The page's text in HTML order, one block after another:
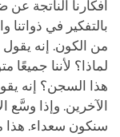
أفكارنا الناتجة
بالتفكير في
من الكون. إنه يقول
لماذا؟ لأننا جميعًا
هذا السجن؟ إنه
الآخرين. وإذا وسَّع
سنكون سعداء. هذا